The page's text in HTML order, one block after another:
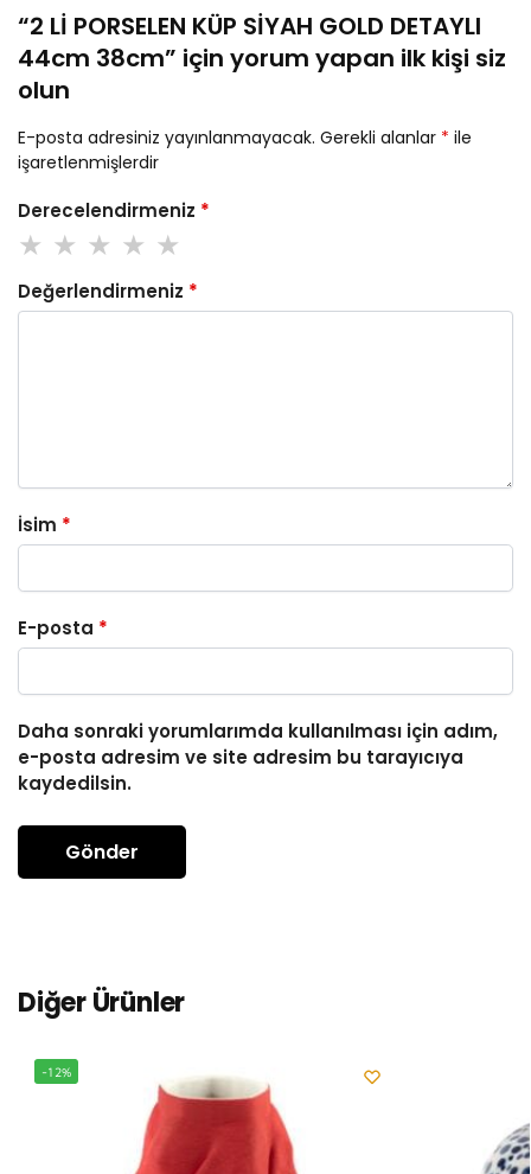
“2 Lİ PORSELEN KÜP SİYAH GOLD DETAYLI
44cm 38cm” için yorum yapan ilk kişi siz
olun
E-posta adresiniz yayınlanmayacak. Gerekli alanlar * ile
işaretlenmişlerdir
Derecelendirmeniz *
Değerlendirmeniz *
İsim *
E-posta *
Daha sonraki yorumlarımda kullanılması için adım,
e-posta adresim ve site adresim bu tarayıcıya
kaydedilsin.
Diğer Ürünler
-12%